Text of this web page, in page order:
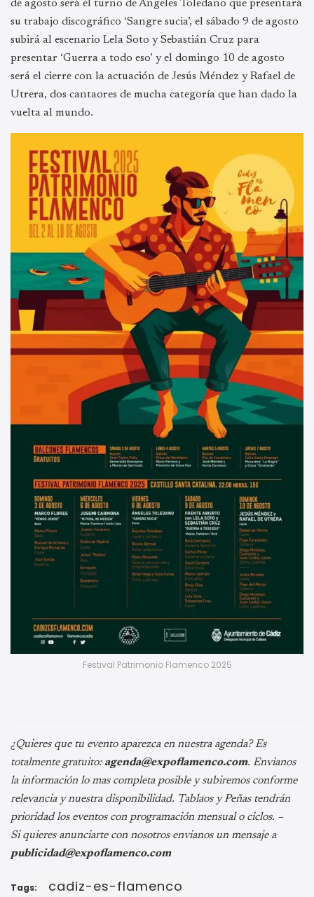
de agosto será el turno de Ángeles Toledano que presentará
su trabajo discográfico ‘Sangre sucia’, el sábado 9 de agosto
subirá al escenario Lela Soto y Sebastián Cruz para
presentar ‘Guerra a todo eso’ y el domingo 10 de agosto
será el cierre con la actuación de Jesús Méndez y Rafael de
Utrera, dos cantaores de mucha categoría que han dado la
vuelta al mundo.
Festival Patrimonio Flamenco 2025
¿Quieres que tu evento aparezca en nuestra agenda? Es
totalmente gratuito: agenda@expoflamenco.com. Envianos
la información lo mas completa posible y subiremos conforme
relevancia y nuestra disponibilidad. Tablaos y Peñas tendrán
prioridad los eventos con programación mensual o ciclos. –
Si quieres anunciarte con nosotros envianos un mensaje a
publicidad@expoflamenco.com
Tags: cadiz-es-flamenco